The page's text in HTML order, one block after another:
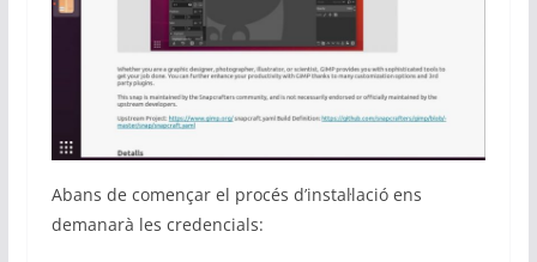
Abans de començar el procés d’instal·lació ens
demanarà les credencials: